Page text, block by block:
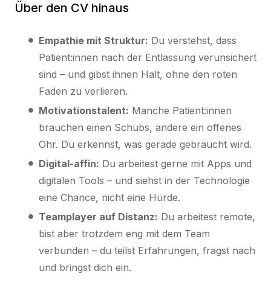
Über den CV hinaus
Empathie mit Struktur: Du verstehst, dass
Patient:innen nach der Entlassung verunsichert
sind – und gibst ihnen Halt, ohne den roten
Faden zu verlieren.
Motivationstalent: Manche Patient:innen
brauchen einen Schubs, andere ein offenes
Ohr. Du erkennst, was gerade gebraucht wird.
Digital-affin: Du arbeitest gerne mit Apps und
digitalen Tools – und siehst in der Technologie
eine Chance, nicht eine Hürde.
Teamplayer auf Distanz: Du arbeitest remote,
bist aber trotzdem eng mit dem Team
verbunden – du teilst Erfahrungen, fragst nach
und bringst dich ein.